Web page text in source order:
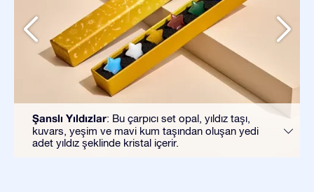
Şanslı Yıldızlar: Bu çarpıcı set opal, yıldız taşı,
kuvars, yeşim ve mavi kum taşından oluşan yedi
adet yıldız şeklinde kristal içerir.